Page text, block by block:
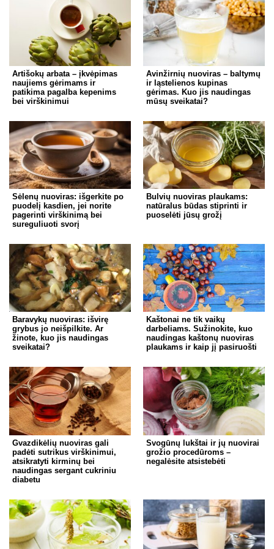
Artišokų arbata – įkvėpimas
naujiems gėrimams ir
patikima pagalba kepenims
bei virškinimui
Avinžirnių nuoviras – baltymų
ir ląstelienos kupinas
gėrimas. Kuo jis naudingas
mūsų sveikatai?
Sėlenų nuoviras: išgerkite po
puodelį kasdien, jei norite
pagerinti virškinimą bei
sureguliuoti svorį
Bulvių nuoviras plaukams:
natūralus būdas stiprinti ir
puoselėti jūsų grožį
Baravykų nuoviras: išvirę
grybus jo neišpilkite. Ar
žinote, kuo jis naudingas
sveikatai?
Kaštonai ne tik vaikų
darbeliams. Sužinokite, kuo
naudingas kaštonų nuoviras
plaukams ir kaip jį pasiruošti
Gvazdikėlių nuoviras gali
padėti sutrikus virškinimui,
atsikratyti kirminų bei
naudingas sergant cukriniu
diabetu
Svogūnų lukštai ir jų nuovirai
grožio procedūroms –
negalėsite atsistebėti